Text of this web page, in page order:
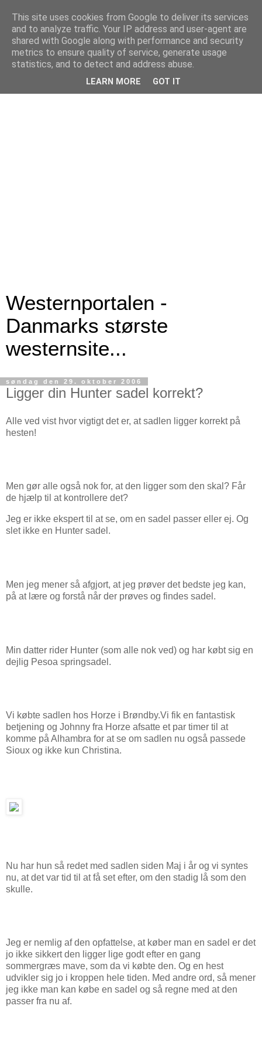
Westernportalen -
Danmarks største
westernsite...
søndag den 29. oktober 2006
Ligger din Hunter sadel korrekt?
Alle ved vist hvor vigtigt det er, at sadlen ligger korrekt på
hesten!
Men gør alle også nok for, at den ligger som den skal? Får
de hjælp til at kontrollere det?
Jeg er ikke ekspert til at se, om en sadel passer eller ej. Og
slet ikke en Hunter sadel.
Men jeg mener så afgjort, at jeg prøver det bedste jeg kan,
på at lære og forstå når der prøves og findes sadel.
Min datter rider Hunter (som alle nok ved) og har købt sig en
dejlig Pesoa springsadel.
Vi købte sadlen hos Horze i Brøndby.Vi fik en fantastisk
betjening og Johnny fra Horze afsatte et par timer til at
komme på Alhambra for at se om sadlen nu også passede
Sioux og ikke kun Christina.
Nu har hun så redet med sadlen siden Maj i år og vi syntes
nu, at det var tid til at få set efter, om den stadig lå som den
skulle.
Jeg er nemlig af den opfattelse, at køber man en sadel er det
jo ikke sikkert den ligger lige godt efter en gang
sommergræs mave, som da vi købte den. Og en hest
udvikler sig jo i kroppen hele tiden. Med andre ord, så mener
jeg ikke man kan købe en sadel og så regne med at den
passer fra nu af.
This site uses cookies from Google to deliver its services
and to analyze traffic. Your IP address and user-agent are
shared with Google along with performance and security
metrics to ensure quality of service, generate usage
statistics, and to detect and address abuse.
LEARN MORE GOT IT